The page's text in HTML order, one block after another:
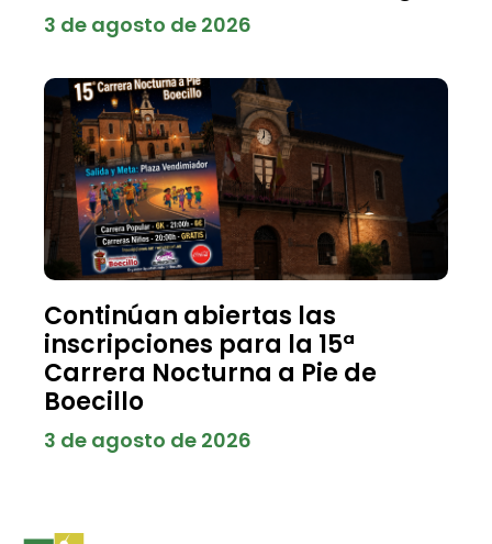
3 de agosto de 2026
Continúan abiertas las
inscripciones para la 15ª
Carrera Nocturna a Pie de
Boecillo
3 de agosto de 2026